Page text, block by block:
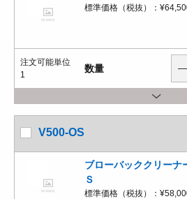
標準価格（税抜）：
注文可能単位
1
数量
V500-OS
ブローバッククリー
Ｓ
標準価格（税抜）：